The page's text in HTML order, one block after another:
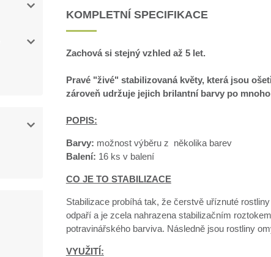
KOMPLETNÍ SPECIFIKACE
Zachová si stejný vzhled až 5 let.
Pravé "živé" stabilizovaná květy, která jsou
zároveň udržuje jejich brilantní barvy po
POPIS:
Barvy: možnost výběru z několika barev
Balení: 16 ks v balení
CO JE TO STABILIZACE
Stabilizace probíhá tak, že čerstvě uříznuté
odpaří a je zcela nahrazena stabilizačním
potravinářského barviva. Následně jsou rostliny
VYUŽITÍ: